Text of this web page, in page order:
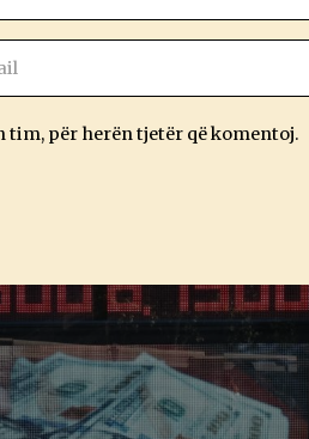
tim, për herën tjetër që komentoj.